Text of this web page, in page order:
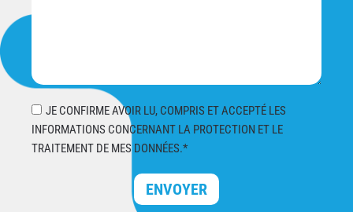
JE CONFIRME AVOIR LU, COMPRIS ET ACCEPTÉ LES
INFORMATIONS CONCERNANT LA PROTECTION ET LE
TRAITEMENT DE MES DONNÉES.*
ENVOYER